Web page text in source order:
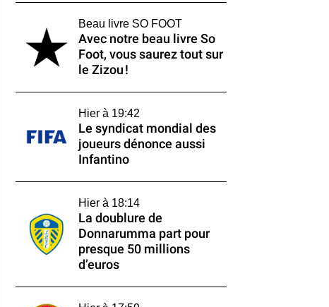
Beau livre SO FOOT
Avec notre beau livre So
Foot, vous saurez tout sur
le Zizou !
Hier à 19:42
Le syndicat mondial des
joueurs dénonce aussi
Infantino
Hier à 18:14
La doublure de
Donnarumma part pour
presque 50 millions
d’euros